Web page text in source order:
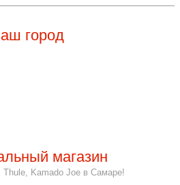
город
магазин
Thule, Kamado Joe в Самаре!